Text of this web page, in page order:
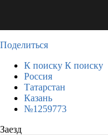
Поделиться
К поиску К поиску
Россия
Татарстан
Казань
№1259773
Заезд